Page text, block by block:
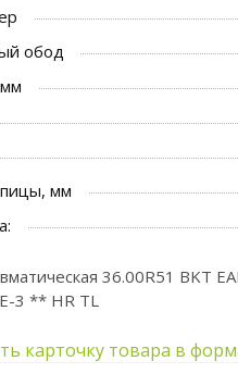
обод
мм
36.00R51 BKT
3 ** HR TL
карточку товара в